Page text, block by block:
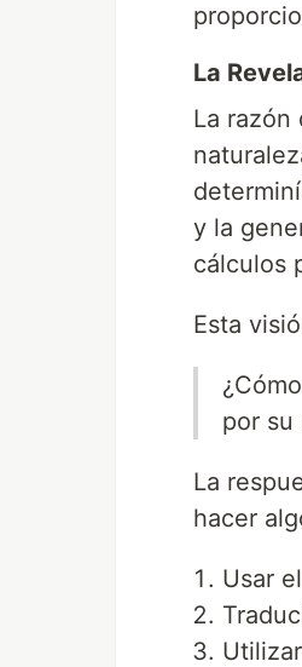
La
La razón
y la
cálculos
Esta
por su
La
hacer
Usar